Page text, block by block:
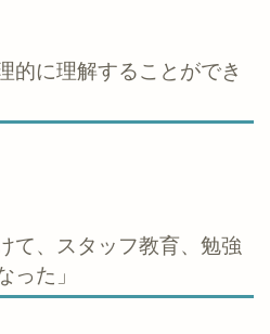
的に理解することができ
て、スタッフ教育、勉強
った」